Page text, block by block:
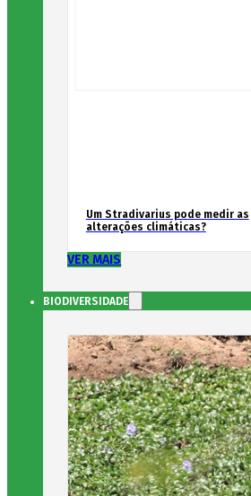
Um Stradivarius pode medir as
alterações climáticas?
VER MAIS
BIODIVERSIDADE